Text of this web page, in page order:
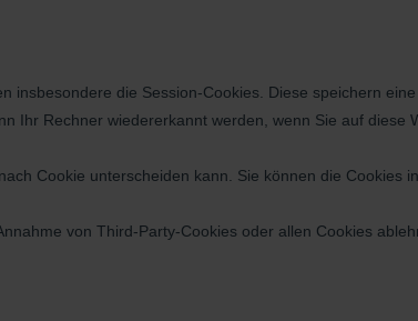
die Session-Cookies. Diese speichern
Rechner wiedererkannt werden, wenn Sie auf diese
Cookie unterscheiden kann. Sie können die Cookies
von Third-Party-Cookies oder allen Cookies